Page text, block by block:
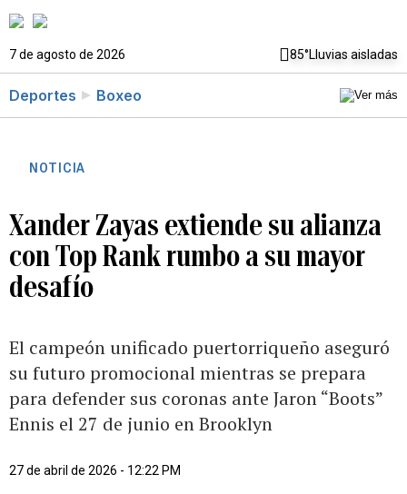
7 de agosto de 2026 85°Lluvias aisladas
Deportes Boxeo
NOTICIA
Xander Zayas extiende su alianza
con Top Rank rumbo a su mayor
desafío
El campeón unificado puertorriqueño aseguró
su futuro promocional mientras se prepara
para defender sus coronas ante Jaron “Boots”
Ennis el 27 de junio en Brooklyn
27 de abril de 2026 - 12:22 PM